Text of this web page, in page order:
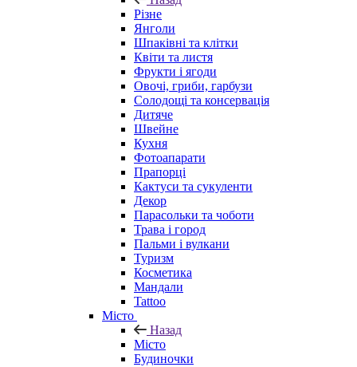
Різне
Янголи
Шпаківні та клітки
Квіти та листя
Фрукти і ягоди
Овочі, гриби, гарбузи
Солодощі та консервація
Дитяче
Швейне
Кухня
Фотоапарати
Прапорці
Кактуси та сукуленти
Декор
Парасольки та чоботи
Трава і город
Пальми і вулкани
Туризм
Косметика
Мандали
Tattoo
Місто
Назад
Місто
Будиночки